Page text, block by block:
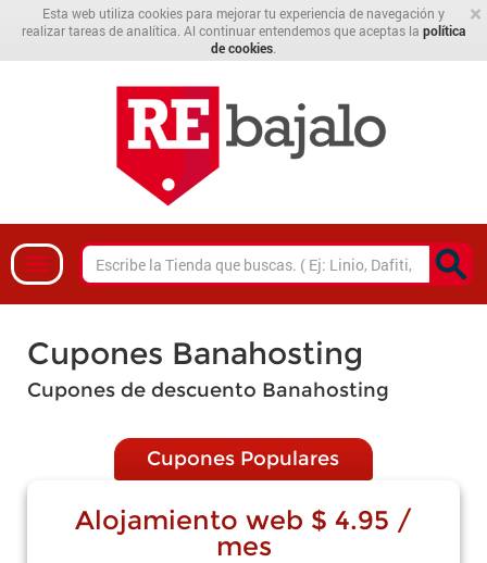
×
Esta web utiliza cookies para mejorar tu experiencia de navegación y
realizar tareas de analítica. Al continuar entendemos que aceptas la política
de cookies
Cupones Banahosting
Cupones de descuento Banahosting
Cupones Populares
Alojamiento web $ 4.95 /
mes